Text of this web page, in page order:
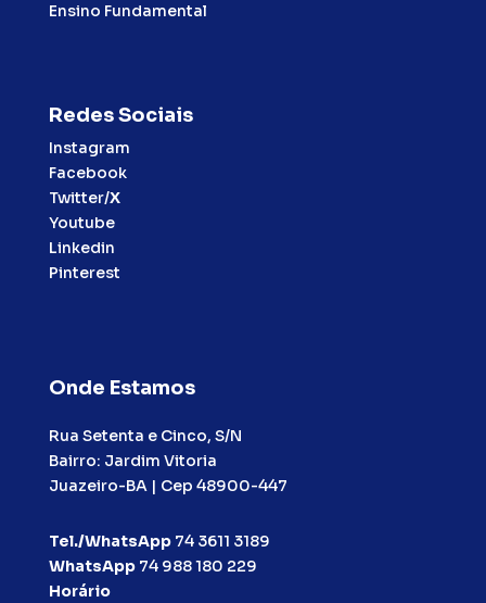
Ensino Fundamental
Redes Sociais
Instagram
Facebook
Twitter/X
Youtube
Linkedin
Pinterest
Onde Estamos
Rua Setenta e Cinco, S/N
Bairro: Jardim Vitoria
Juazeiro-BA | Cep 48900-447
Tel./WhatsApp 74 3611 3189
WhatsApp 74 988 180 229
Horário